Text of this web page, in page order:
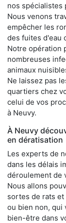
nos spécialistes
Nous venons
empêcher les
des fuites d'eau
Notre opération
nombreuses
animaux
Ne laissez pas
quartiers chez
celui de vos
à Neuvy.
À Neuvy
en dératisation
Les experts de
dans les délais
déroulement de
Nous allons
sortes de rats
ou bien non, qui
bien-être dans